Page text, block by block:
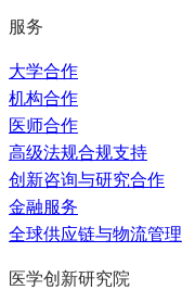
服务
大学合作
机构合作
医师合作
高级法规合规支持
创新咨询与研究合作
金融服务
全球供应链与物流管理
医学创新研究院